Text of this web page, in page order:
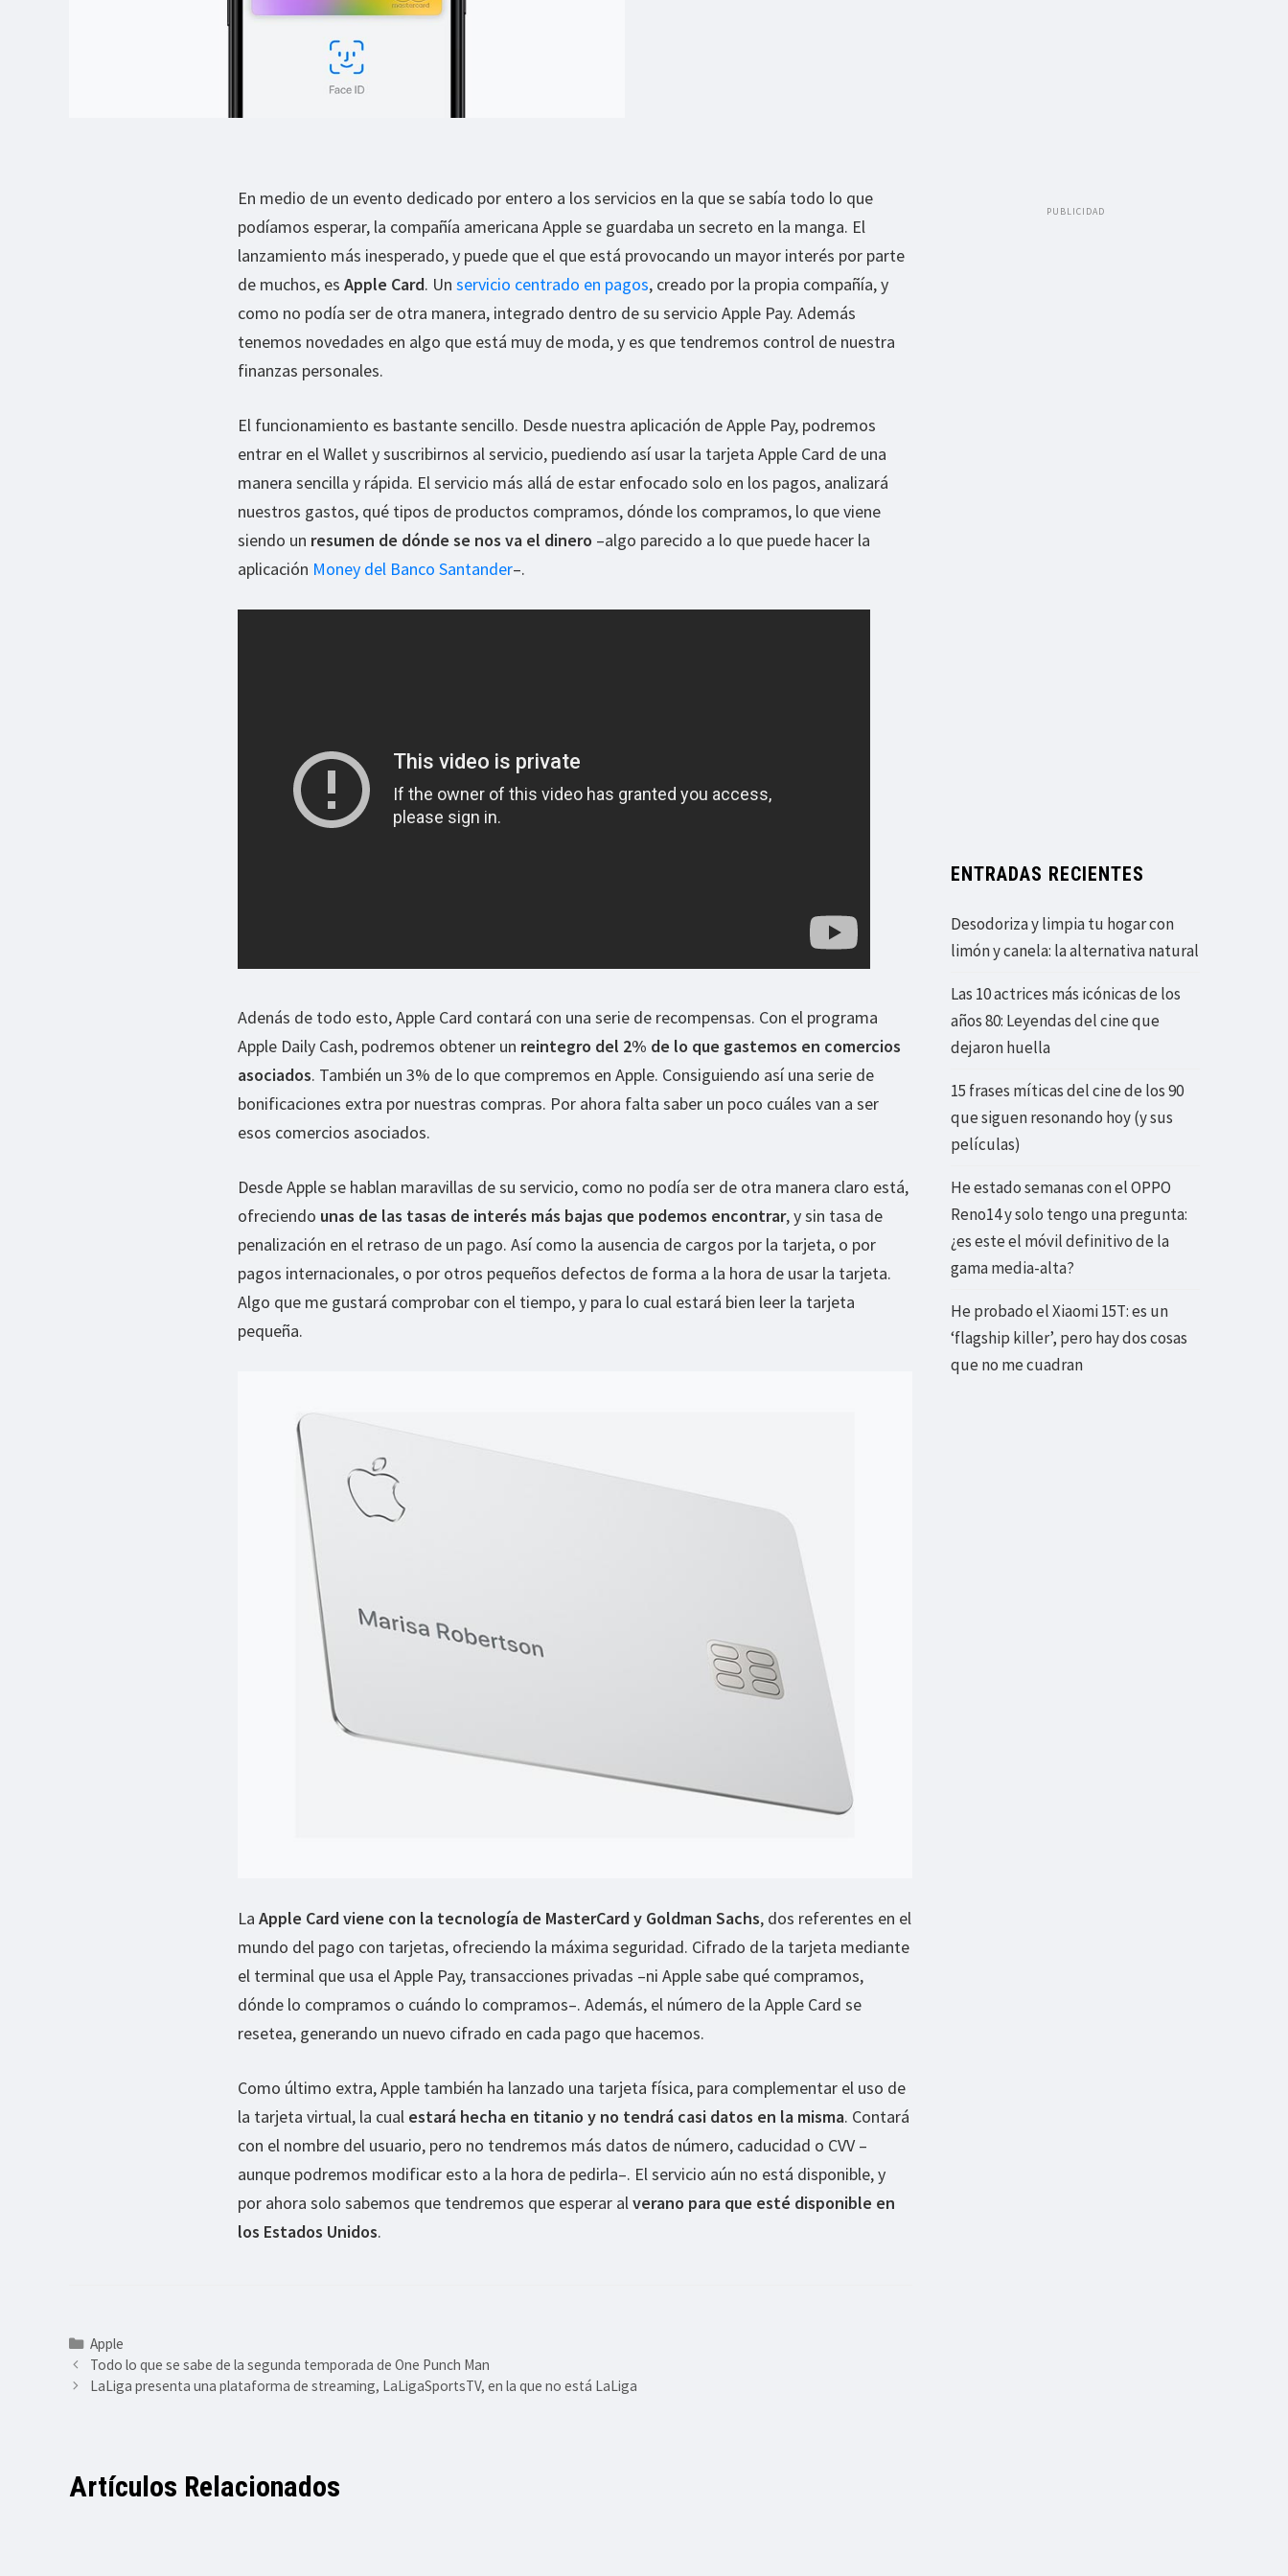
En medio de un evento dedicado por entero a los servicios en la que se sabía todo lo que
podíamos esperar, la compañía americana Apple se guardaba un secreto en la manga. El
lanzamiento más inesperado, y puede que el que está provocando un mayor interés por parte
de muchos, es Apple Card. Un servicio centrado en pagos, creado por la propia compañía, y
como no podía ser de otra manera, integrado dentro de su servicio Apple Pay. Además
tenemos novedades en algo que está muy de moda, y es que tendremos control de nuestra
finanzas personales.
El funcionamiento es bastante sencillo. Desde nuestra aplicación de Apple Pay, podremos
entrar en el Wallet y suscribirnos al servicio, puediendo así usar la tarjeta Apple Card de una
manera sencilla y rápida. El servicio más allá de estar enfocado solo en los pagos, analizará
nuestros gastos, qué tipos de productos compramos, dónde los compramos, lo que viene
siendo un resumen de dónde se nos va el dinero –algo parecido a lo que puede hacer la
aplicación Money del Banco Santander–.
Adenás de todo esto, Apple Card contará con una serie de recompensas. Con el programa
Apple Daily Cash, podremos obtener un reintegro del 2% de lo que gastemos en comercios
asociados. También un 3% de lo que compremos en Apple. Consiguiendo así una serie de
bonificaciones extra por nuestras compras. Por ahora falta saber un poco cuáles van a ser
esos comercios asociados.
Desde Apple se hablan maravillas de su servicio, como no podía ser de otra manera claro está,
ofreciendo unas de las tasas de interés más bajas que podemos encontrar, y sin tasa de
penalización en el retraso de un pago. Así como la ausencia de cargos por la tarjeta, o por
pagos internacionales, o por otros pequeños defectos de forma a la hora de usar la tarjeta.
Algo que me gustará comprobar con el tiempo, y para lo cual estará bien leer la tarjeta
pequeña.
La Apple Card viene con la tecnología de MasterCard y Goldman Sachs, dos referentes en el
mundo del pago con tarjetas, ofreciendo la máxima seguridad. Cifrado de la tarjeta mediante
el terminal que usa el Apple Pay, transacciones privadas –ni Apple sabe qué compramos,
dónde lo compramos o cuándo lo compramos–. Además, el número de la Apple Card se
resetea, generando un nuevo cifrado en cada pago que hacemos.
Como último extra, Apple también ha lanzado una tarjeta física, para complementar el uso de
la tarjeta virtual, la cual estará hecha en titanio y no tendrá casi datos en la misma. Contará
con el nombre del usuario, pero no tendremos más datos de número, caducidad o CVV –
aunque podremos modificar esto a la hora de pedirla–. El servicio aún no está disponible, y
por ahora solo sabemos que tendremos que esperar al verano para que esté disponible en
los Estados Unidos.
Categorías
Apple
Todo lo que se sabe de la segunda temporada de One Punch Man
LaLiga presenta una plataforma de streaming, LaLigaSportsTV, en la que no está LaLiga
PUBLICIDAD
ENTRADAS RECIENTES
Desodoriza y limpia tu hogar con
limón y canela: la alternativa natural
Las 10 actrices más icónicas de los
años 80: Leyendas del cine que
dejaron huella
15 frases míticas del cine de los 90
que siguen resonando hoy (y sus
películas)
He estado semanas con el OPPO
Reno14 y solo tengo una pregunta:
¿es este el móvil definitivo de la
gama media-alta?
He probado el Xiaomi 15T: es un
‘flagship killer’, pero hay dos cosas
que no me cuadran
Artículos Relacionados